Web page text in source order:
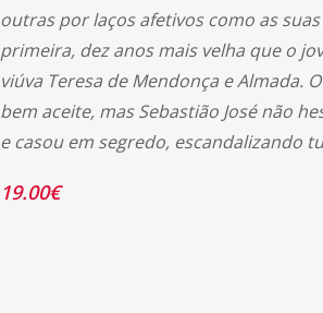
outras por laços afetivos como as
primeira, dez anos mais velha que o
viúva Teresa de Mendonça e Almada.
bem aceite, mas Sebastião José não
e casou em segredo, escandalizando
19.00€